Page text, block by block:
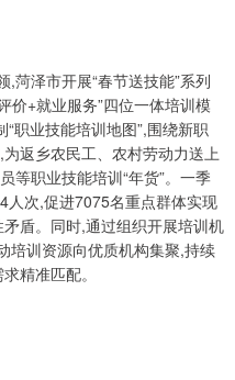
泽市开展“春节送技能”系列
价+就业服务”四位一体培训模
职业技能培训地图”,围绕新职
返乡农民工、农村劳动力送上
等职业技能培训“年货”。一季
人次,促进7075名重点群体实现
盾。同时,通过组织开展培训机
培训资源向优质机构集聚,持续
精准匹配。